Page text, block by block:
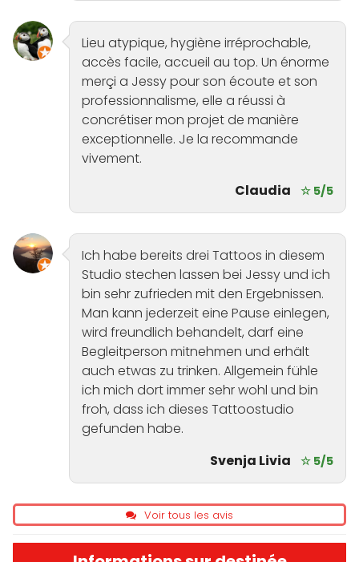
Lieu atypique, hygiène irréprochable,
accès facile, accueil au top. Un énorme
merçi a Jessy pour son écoute et son
professionnalisme, elle a réussi à
concrétiser mon projet de manière
exceptionnelle. Je la recommande
vivement.
Claudia
☆ 5/5
Ich habe bereits drei Tattoos in diesem
Studio stechen lassen bei Jessy und ich
bin sehr zufrieden mit den Ergebnissen.
Man kann jederzeit eine Pause einlegen,
wird freundlich behandelt, darf eine
Begleitperson mitnehmen und erhält
auch etwas zu trinken. Allgemein fühle
ich mich dort immer sehr wohl und bin
froh, dass ich dieses Tattoostudio
gefunden habe.
Svenja Livia
☆ 5/5
Voir tous les avis